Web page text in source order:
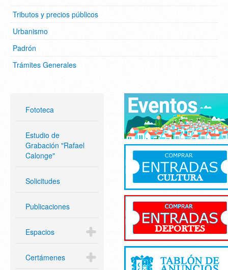
Tributos y precios públicos
Urbanismo
Padrón
Trámites Generales
Fototeca
Estudio de
Grabación "Rafael
Calonge"
Solicitudes
Publicaciones
Espacios
Certámenes